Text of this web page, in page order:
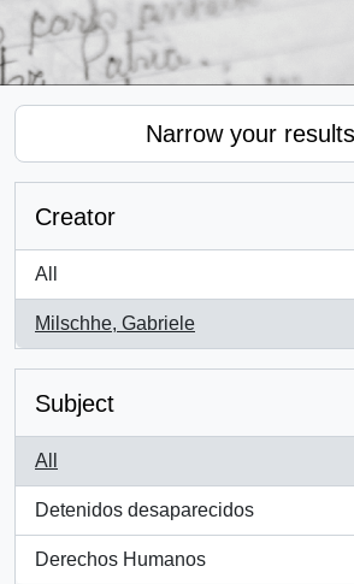
Narrow your
Creator
All
Milschhe, Gabriele
, 1 results
Subject
All
Detenidos desaparecidos
, 1 results
Derechos Humanos
, 1 results